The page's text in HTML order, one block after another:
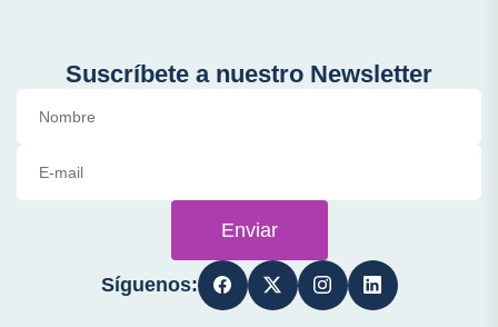
Suscríbete a nuestro Newsletter
Enviar
Síguenos: